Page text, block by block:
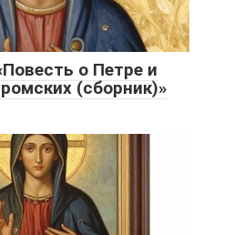
о Петре и
(сборник)»